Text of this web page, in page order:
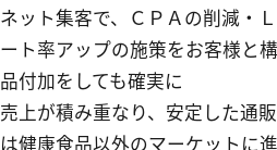
ネット集客で、ＣＰＡの削減・
ート率アップの施策をお客様と
品付加をしても確実に
売上が積み重なり、安定した通
は健康食品以外のマーケットに進